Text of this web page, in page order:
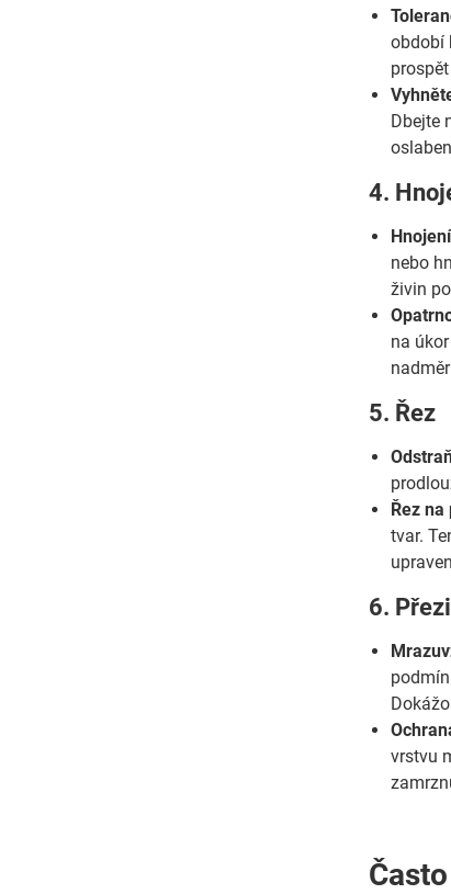
období
Dbejte
4.
nebo
živin
na
5. Řez
Řez
tvar.
6.
vrstvu